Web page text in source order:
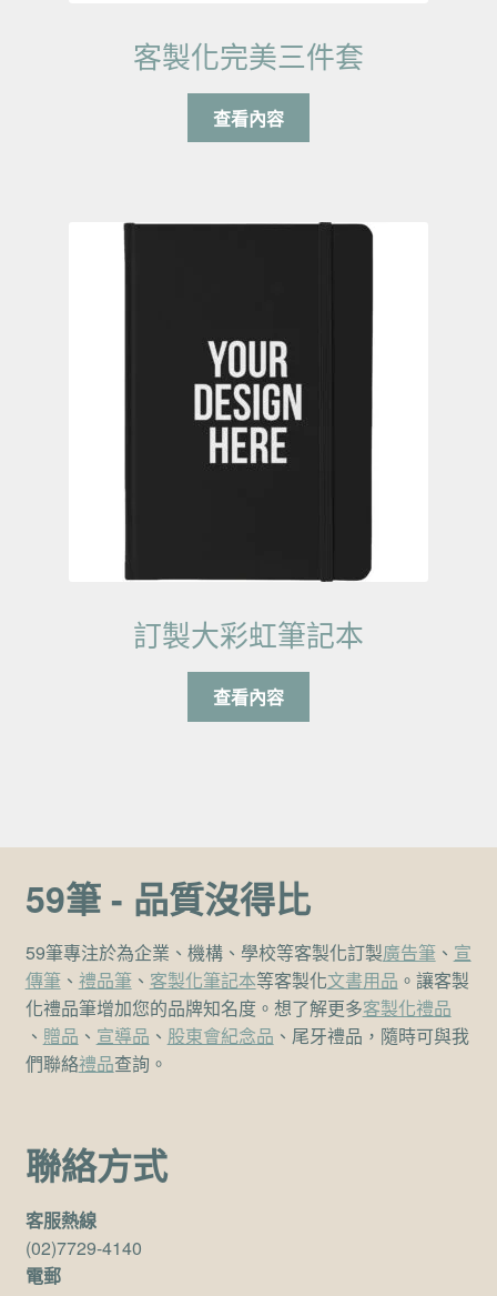
客製化完美三件套
查看內容
訂製大彩虹筆記本
查看內容
59筆 - 品質沒得比
59筆專注於為企業、機構、學校等客製化訂製廣告筆、 宣
傳筆、 禮品筆、 客製化筆記本等客製化文書用品 。讓客製
化禮品筆增加您的品牌知名度。想了解更多客製化禮品
、 贈品 、 宣導品 、 股東會紀念品 、尾牙禮品，隨時可與我
們聯絡禮品查詢。
聯絡方式
客服熱線
(02)7729-4140
電郵